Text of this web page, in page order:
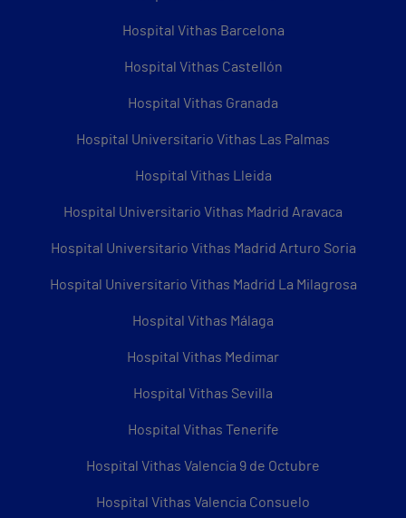
Hospital Vithas Barcelona
Hospital Vithas Castellón
Hospital Vithas Granada
Hospital Universitario Vithas Las Palmas
Hospital Vithas Lleida
Hospital Universitario Vithas Madrid Aravaca
Hospital Universitario Vithas Madrid Arturo Soria
Hospital Universitario Vithas Madrid La Milagrosa
Hospital Vithas Málaga
Hospital Vithas Medimar
Hospital Vithas Sevilla
Hospital Vithas Tenerife
Hospital Vithas Valencia 9 de Octubre
Hospital Vithas Valencia Consuelo